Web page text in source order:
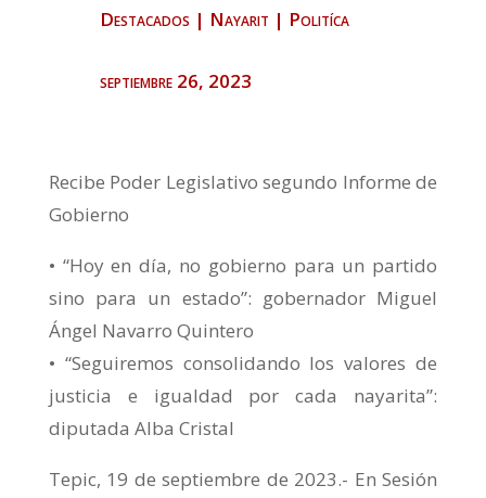
Destacados | Nayarit | Politíca
septiembre 26, 2023
Recibe Poder Legislativo segundo Informe de
Gobierno
• “Hoy en día, no gobierno para un partido
sino para un estado”: gobernador Miguel
Ángel Navarro Quintero
• “Seguiremos consolidando los valores de
justicia e igualdad por cada nayarita”:
diputada Alba Cristal
Tepic, 19 de septiembre de 2023.- En Sesión